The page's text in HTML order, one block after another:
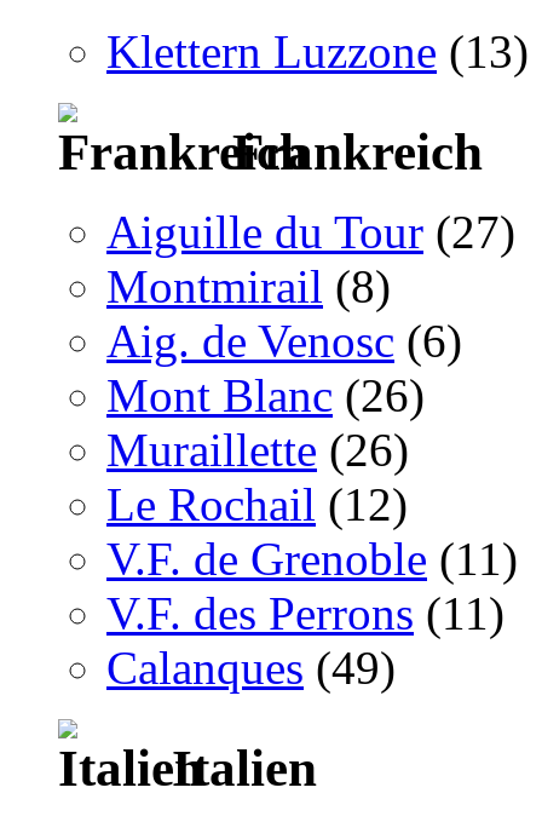
Klettern Luzzone (13)
Frankreich
Aiguille du Tour (27)
Montmirail (8)
Aig. de Venosc (6)
Mont Blanc (26)
Muraillette (26)
Le Rochail (12)
V.F. de Grenoble (11)
V.F. des Perrons (11)
Calanques (49)
Italien